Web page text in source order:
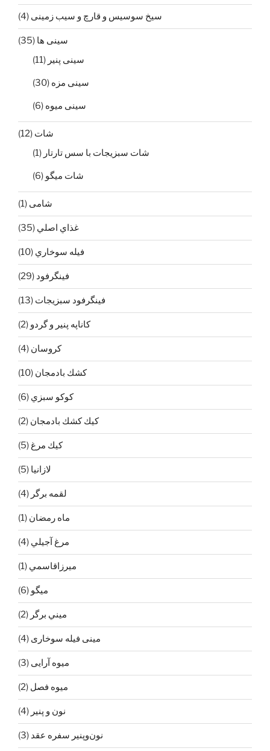
سیخ سوسیس و قارچ و سیب زمینی (4)
سینی ها (35)
سينی پنير (11)
سينی مزه (30)
سینی میوه (6)
شات (12)
شات سبزيجات با سس تارتار (1)
شات ميگو (6)
شامی (1)
غذاي اصلي (35)
فيله سوخاري (10)
فينگرفود (29)
فينگرفود سبزيجات (13)
كاناپه پنير و گردو (2)
كروسان (4)
كشك بادمجان (10)
كوكو سبزي (6)
كيك كشك بادمجان (2)
كيك مرغ (5)
لازانيا (5)
لقمه برگر (4)
ماه رمضان (1)
مرغ آجيلي (4)
ميرزاقاسمي (1)
ميگو (6)
ميني برگر (2)
مینی فیله سوخاری (4)
میوه آرایی (3)
میوه فصل (2)
نون و پنیر (4)
نون‌و‌پنیر سفره عقد (3)